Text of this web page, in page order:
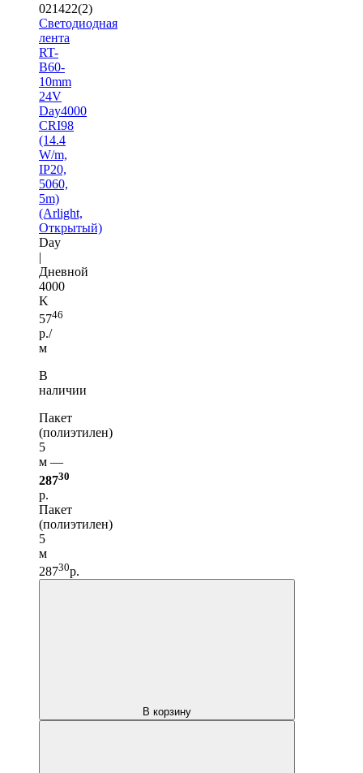
021422(2)
Светодиодная
лента
RT-
B60-
10mm
24V
Day4000
CRI98
(14.4
W/m,
IP20,
5060,
5m)
(Arlight,
Открытый)
Day
|
Дневной
4000
K
5746
р./
м
В
наличии
Пакет
(полиэтилен)
5
м —
28730
р.
Пакет
(полиэтилен)
5
м
28730р.
В корзину